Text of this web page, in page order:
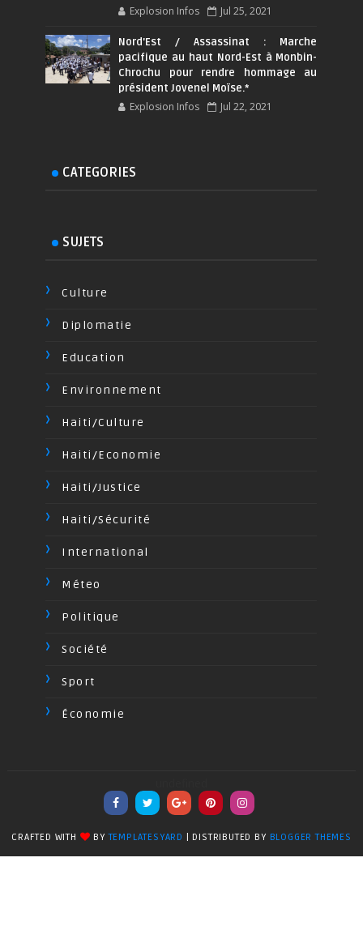
Explosion Infos Jul 25, 2021
Nord'Est / Assassinat : Marche
pacifique au haut Nord-Est à Monbin-
Chrochu pour rendre hommage au
président Jovenel Moïse.*
Explosion Infos Jul 22, 2021
CATEGORIES
SUJETS
Culture
Diplomatie
Education
Environnement
Haiti/Culture
Haiti/Economie
Haiti/Justice
Haiti/Sécurité
International
Méteo
Politique
Société
Sport
Économie
CRAFTED WITH BYTEMPLATESYARD | DISTRIBUTED BY BLOGGER THEMES